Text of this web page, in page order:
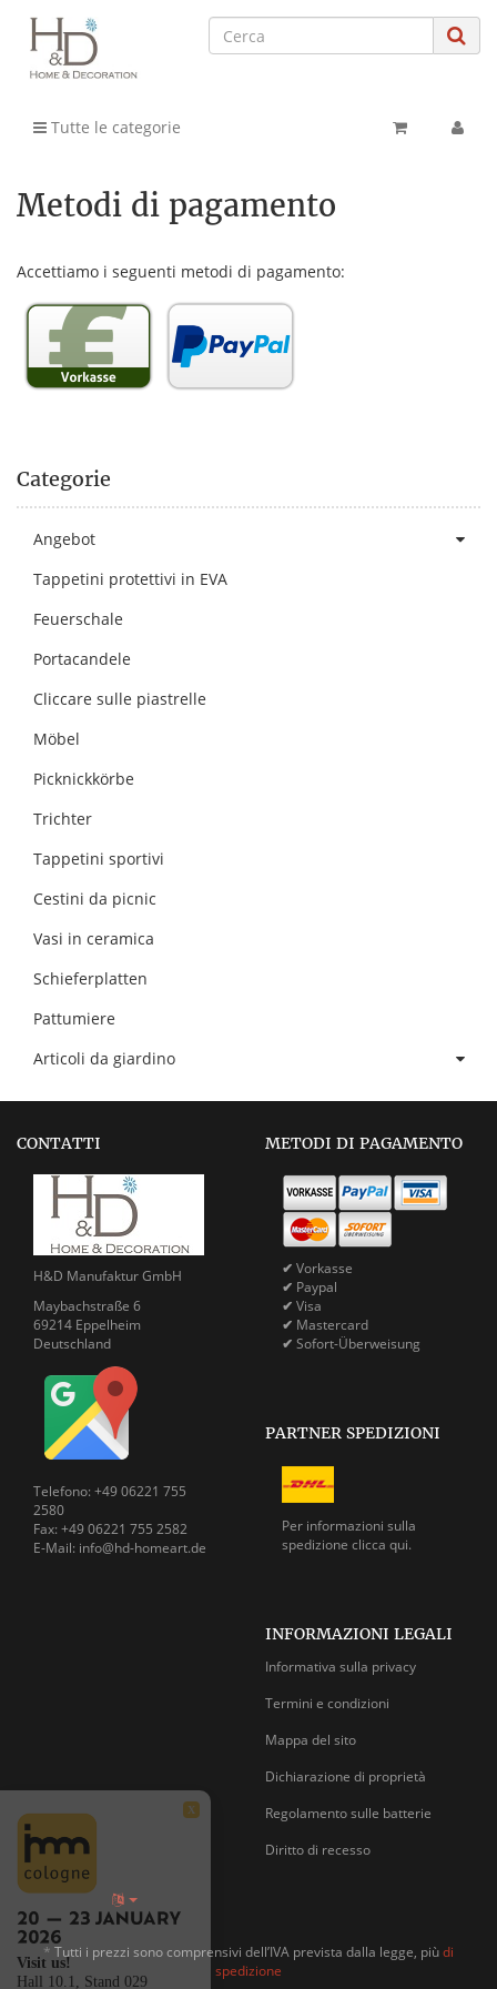
X
Visit us!
Hall 10.1, Stand 029
Tutte le categorie
Metodi di pagamento
Accettiamo i seguenti metodi di pagamento:
Categorie
Angebot
Tappetini protettivi in EVA
Feuerschale
Portacandele
Cliccare sulle piastrelle
Möbel
Picknickkörbe
Trichter
Tappetini sportivi
Cestini da picnic
Vasi in ceramica
Schieferplatten
Pattumiere
Articoli da giardino
CONTATTI
H&D Manufaktur GmbH
Maybachstraße 6
69214 Eppelheim
Deutschland
Telefono: +49 06221 755
2580
Fax: +49 06221 755 2582
E-Mail: info@hd-homeart.de
METODI DI PAGAMENTO
✔ Vorkasse
✔ Paypal
✔ Visa
✔ Mastercard
✔ Sofort-Überweisung
PARTNER SPEDIZIONI
Per informazioni sulla
spedizione clicca qui.
INFORMAZIONI LEGALI
Informativa sulla privacy
Termini e condizioni
Mappa del sito
Dichiarazione di proprietà
Regolamento sulle batterie
Diritto di recesso
* Tutti i prezzi sono comprensivi dell’IVA prevista dalla legge, piùdi
spedizione